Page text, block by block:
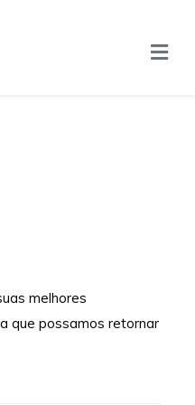
melhores
que possamos retornar